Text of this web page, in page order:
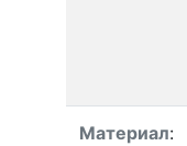
Материал: